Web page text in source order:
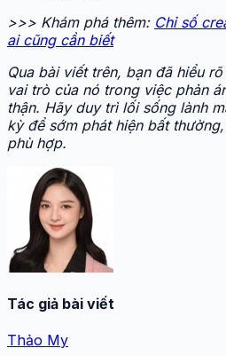
>>> Khám phá thêm: Chỉ số
ai cũng cần biết
Qua bài viết trên, bạn đã hiểu
vai trò của nó trong việc phản
thận. Hãy duy trì lối sống lành
kỳ để sớm phát hiện bất
phù hợp.
Tác giả bài viết
Thảo My